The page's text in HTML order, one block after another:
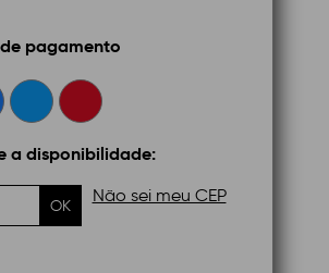
pagamento
a disponibilidade:
OK Não sei meu CEP